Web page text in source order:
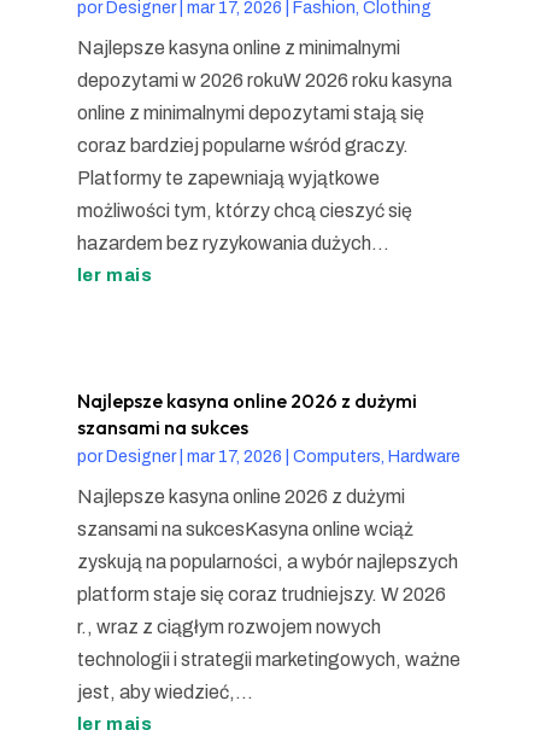
por Designer| mar 17, 2026 Fashion, Clothing
Najlepsze kasyna online z minimalnymi
depozytami w 2026 rokuW 2026 roku kasyna
online z minimalnymi depozytami stają się
coraz bardziej popularne wśród graczy.
Platformy te zapewniają wyjątkowe
możliwości tym, którzy chcą cieszyć się
hazardem bez ryzykowania dużych...
ler mais
Najlepsze kasyna online 2026 z dużymi
szansami na sukces
por Designer| mar 17, 2026 Computers, Hardware
Najlepsze kasyna online 2026 z dużymi
szansami na sukcesKasyna online wciąż
zyskują na popularności, a wybór najlepszych
platform staje się coraz trudniejszy. W 2026
r., wraz z ciągłym rozwojem nowych
technologii i strategii marketingowych, ważne
jest, aby wiedzieć,...
ler mais